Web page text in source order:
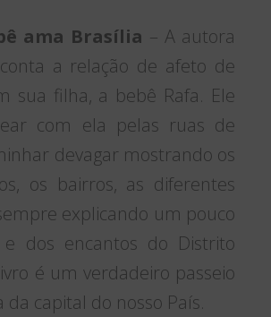
ama Brasília – A autora
a relação de afeto de
sua filha, a bebê Rafa. Ele
com ela pelas ruas de
devagar mostrando os
os bairros, as diferentes
explicando um pouco
dos encantos do Distrito
é um verdadeiro passeio
da capital do nosso País.